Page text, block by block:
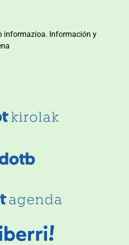
informazioa. Información y